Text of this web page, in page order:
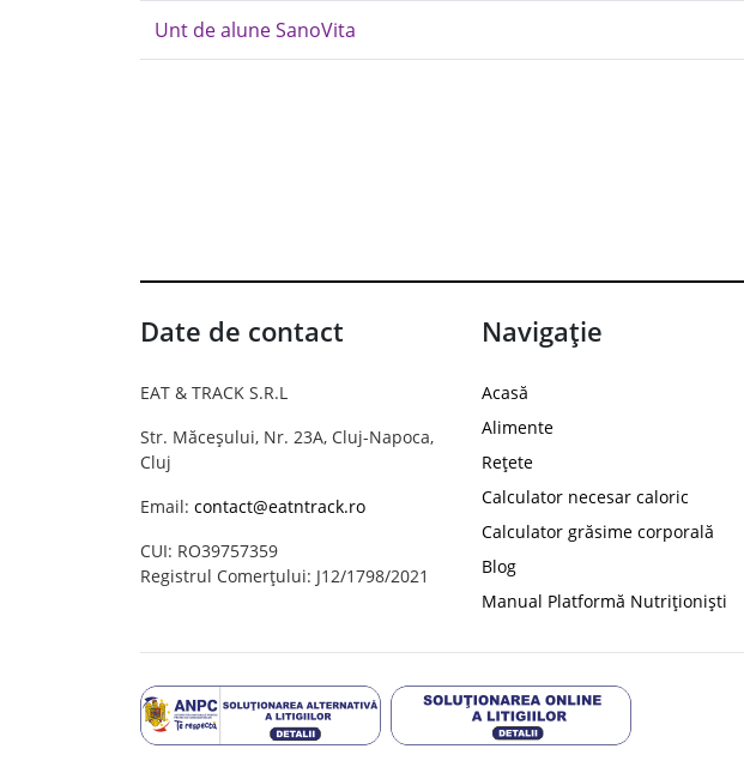
Unt de alune SanoVita
Date de contact
EAT & TRACK S.R.L
Str. Măceșului, Nr. 23A, Cluj-Napoca,
Cluj
Email: contact@eatntrack.ro
CUI: RO39757359
Registrul Comerțului: J12/1798/2021
Navigație
Acasă
Alimente
Rețete
Calculator necesar caloric
Calculator grăsime corporală
Blog
Manual Platformă Nutriționiști